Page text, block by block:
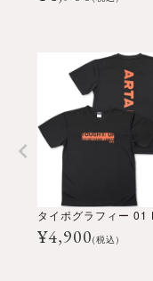
¥4,900(税込)